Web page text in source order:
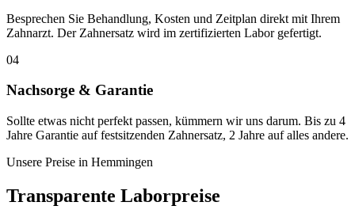
Besprechen Sie Behandlung, Kosten und Zeitplan direkt mit Ihrem
Zahnarzt. Der Zahnersatz wird im zertifizierten Labor gefertigt.
04
Nachsorge & Garantie
Sollte etwas nicht perfekt passen, kümmern wir uns darum. Bis zu 4
Jahre Garantie auf festsitzenden Zahnersatz, 2 Jahre auf alles andere.
Unsere Preise in Hemmingen
Transparente Laborpreise